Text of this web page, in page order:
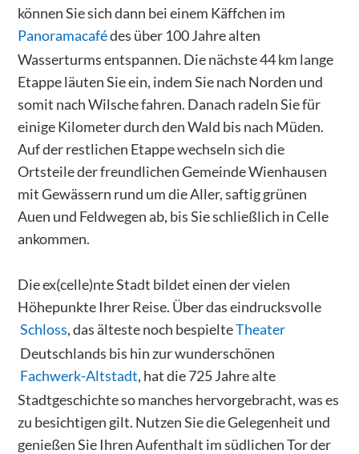
können Sie sich dann bei einem Käffchen im
Panoramacafédes über 100 Jahre alten
Wasserturms entspannen. Die nächste 44 km lange
Etappe läuten Sie ein, indem Sie nach Norden und
somit nach Wilsche fahren. Danach radeln Sie für
einige Kilometer durch den Wald bis nach Müden.
Auf der restlichen Etappe wechseln sich die
Ortsteile der freundlichen Gemeinde Wienhausen
mit Gewässern rund um die Aller, saftig grünen
Auen und Feldwegen ab, bis Sie schließlich in Celle
ankommen.
Die ex(celle)nte Stadt bildet einen der vielen
Höhepunkte Ihrer Reise. Über das eindrucksvolle
Schloss, das älteste noch bespielteTheater
Deutschlands bis hin zur wunderschönen
Fachwerk-Altstadt, hat die 725 Jahre alte
Stadtgeschichte so manches hervorgebracht, was es
zu besichtigen gilt. Nutzen Sie die Gelegenheit und
genießen Sie Ihren Aufenthalt im südlichen Tor der